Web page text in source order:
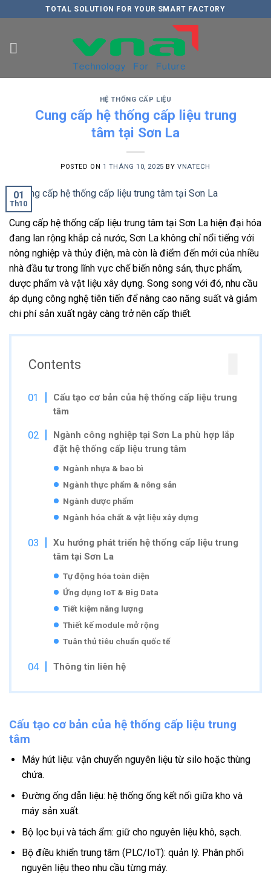
to
TOTAL SOLUTION FOR YOUR SMART FACTORY
HỆ THỐNG CẤP LIỆU
Cung cấp hệ thống cấp liệu trung
tâm tại Sơn La
POSTED ON 1 THÁNG 10, 2025 BY VNATECH
01
Th10
Cung cấp hệ thống cấp liệu trung tâm tại Sơn La hiện đại hóa
đang lan rộng khắp cả nước, Sơn La không chỉ nổi tiếng với
nông nghiệp và thủy điện, mà còn là điểm đến mới của nhiều
nhà đầu tư trong lĩnh vực chế biến nông sản, thực phẩm,
dược phẩm và vật liệu xây dựng. Song song với đó, nhu cầu
áp dụng công nghệ tiên tiến để nâng cao năng suất và giảm
chi phí sản xuất ngày càng trở nên cấp thiết.
Contents
Cấu tạo cơ bản của hệ thống cấp liệu trung
tâm
Ngành công nghiệp tại Sơn La phù hợp lắp
đặt hệ thống cấp liệu trung tâm
Ngành nhựa & bao bì
Ngành thực phẩm & nông sản
Ngành dược phẩm
Ngành hóa chất & vật liệu xây dựng
Xu hướng phát triển hệ thống cấp liệu trung
tâm tại Sơn La
Tự động hóa toàn diện
Ứng dụng IoT & Big Data
Tiết kiệm năng lượng
Thiết kế module mở rộng
Tuân thủ tiêu chuẩn quốc tế
Thông tin liên hệ
Cấu tạo cơ bản của hệ thống cấp liệu trung
tâm
Máy hút liệu: vận chuyển nguyên liệu từ silo hoặc thùng
chứa.
Đường ống dẫn liệu: hệ thống ống kết nối giữa kho và
máy sản xuất.
Bộ lọc bụi và tách ẩm: giữ cho nguyên liệu khô, sạch.
Bộ điều khiển trung tâm (PLC/IoT): quản lý. Phân phối
nguyên liệu theo nhu cầu từng máy.